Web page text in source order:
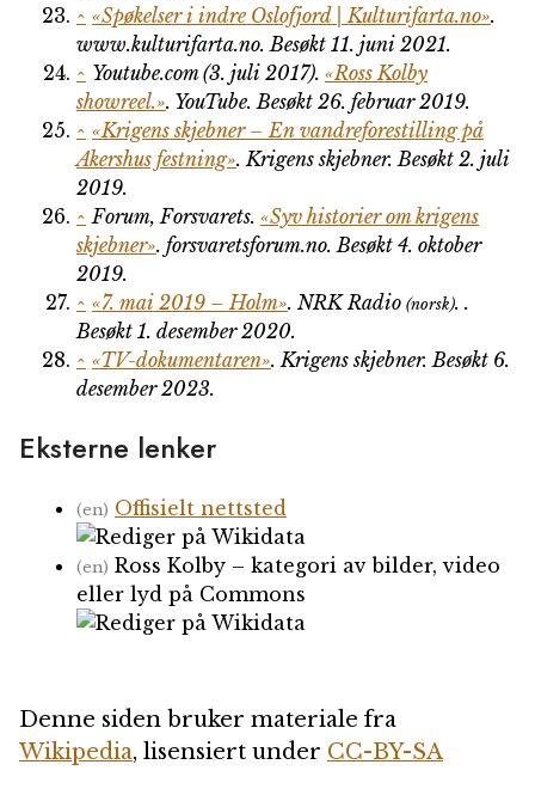
^ «Spøkelser i indre Oslofjord | Kulturifarta.no».
www.kulturifarta.no. Besøkt 11. juni 2021.
^ Youtube.com (3. juli 2017). «Ross Kolby
showreel.». YouTube. Besøkt 26. februar 2019.
^ «Krigens skjebner – En vandreforestilling på
Akershus festning». Krigens skjebner. Besøkt 2. juli
2019.
^ Forum, Forsvarets. «Syv historier om krigens
skjebner». forsvaretsforum.no. Besøkt 4. oktober
2019.
^ «7. mai 2019 – Holm». NRK Radio (norsk). .
Besøkt 1. desember 2020.
^ «TV-dokumentaren». Krigens skjebner. Besøkt 6.
desember 2023.
Eksterne lenker
(en) Offisielt nettsted
(en) Ross Kolby – kategori av bilder, video
eller lyd på Commons
Denne siden bruker materiale fra
Wikipedia, lisensiert under CC-BY-SA